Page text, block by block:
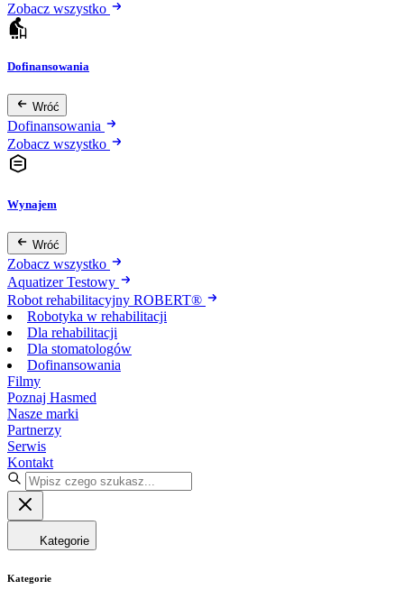
Zobacz wszystko
Dofinansowania
Wróć
Dofinansowania
Zobacz wszystko
Wynajem
Wróć
Zobacz wszystko
Aquatizer Testowy
Robot rehabilitacyjny ROBERT®
Robotyka w rehabilitacji
Dla rehabilitacji
Dla stomatologów
Dofinansowania
Filmy
Poznaj Hasmed
Nasze marki
Partnerzy
Serwis
Kontakt
Kategorie
Kategorie